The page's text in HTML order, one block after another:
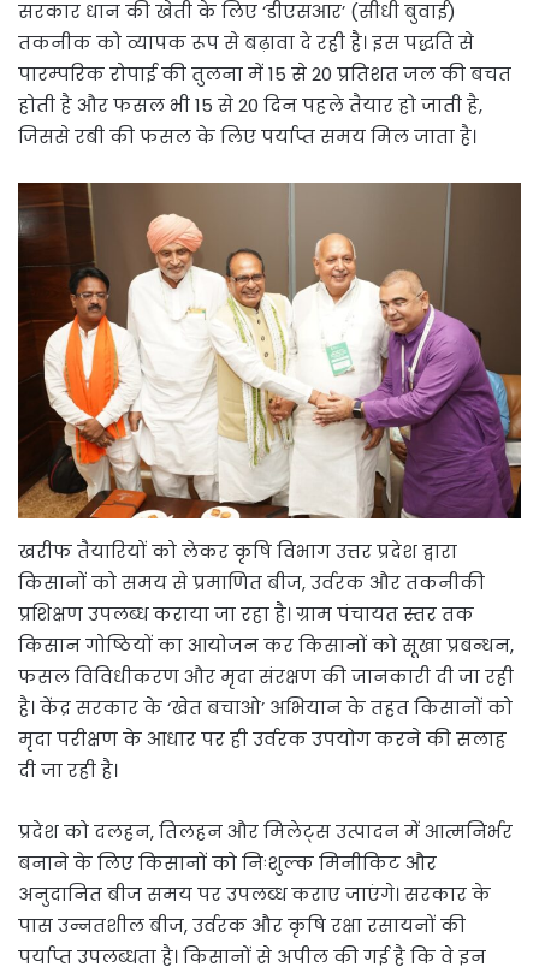
सरकार धान की खेती के लिए ‘डीएसआर’ (सीधी बुवाई)
तकनीक को व्यापक रूप से बढ़ावा दे रही है। इस पद्धति से
पारम्परिक रोपाई की तुलना में 15 से 20 प्रतिशत जल की बचत
होती है और फसल भी 15 से 20 दिन पहले तैयार हो जाती है,
जिससे रबी की फसल के लिए पर्याप्त समय मिल जाता है।
खरीफ तैयारियों को लेकर कृषि विभाग उत्तर प्रदेश द्वारा
किसानों को समय से प्रमाणित बीज, उर्वरक और तकनीकी
प्रशिक्षण उपलब्ध कराया जा रहा है। ग्राम पंचायत स्तर तक
किसान गोष्ठियों का आयोजन कर किसानों को सूखा प्रबन्धन,
फसल विविधीकरण और मृदा संरक्षण की जानकारी दी जा रही
है। केंद्र सरकार के ‘खेत बचाओ’ अभियान के तहत किसानों को
मृदा परीक्षण के आधार पर ही उर्वरक उपयोग करने की सलाह
दी जा रही है।
प्रदेश को दलहन, तिलहन और मिलेट्स उत्पादन में आत्मनिर्भर
बनाने के लिए किसानों को निःशुल्क मिनीकिट और
अनुदानित बीज समय पर उपलब्ध कराए जाएंगे। सरकार के
पास उन्नतशील बीज, उर्वरक और कृषि रक्षा रसायनों की
पर्याप्त उपलब्धता है। किसानों से अपील की गई है कि वे इन